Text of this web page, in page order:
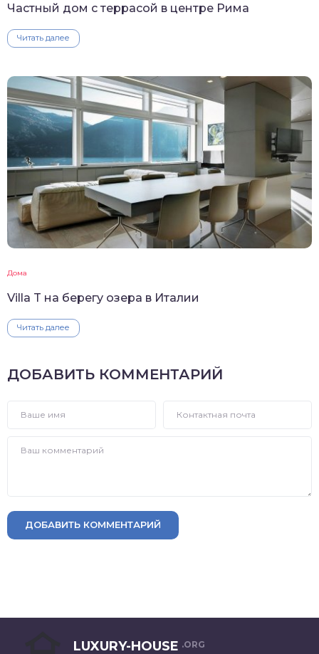
Частный дом с террасой в центре Рима
Читать далее
Дома
Villa T на берегу озера в Италии
Читать далее
ДОБАВИТЬ КОММЕНТАРИЙ
ДОБАВИТЬ КОММЕНТАРИЙ
LUXURY-HOUSE .ORG